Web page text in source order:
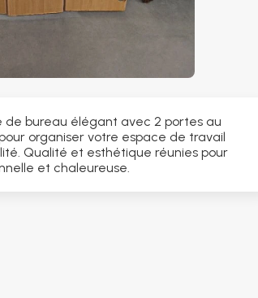
de bureau élégant avec 2 portes au
organiser votre espace de travail
Qualité et esthétique réunies pour
et chaleureuse.